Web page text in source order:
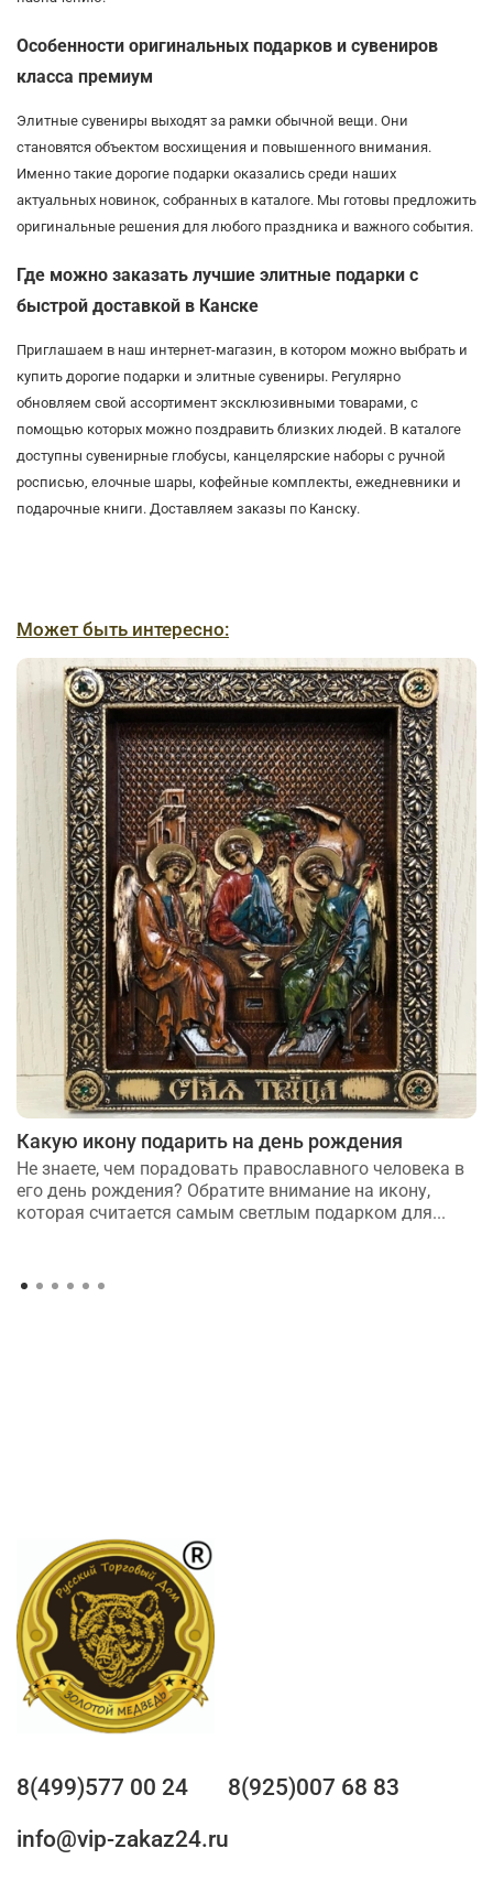
Особенности оригинальных подарков и сувениров
класса премиум
Элитные сувениры выходят за рамки обычной вещи. Они
становятся объектом восхищения и повышенного внимания.
Именно такие дорогие подарки оказались среди наших
актуальных новинок, собранных в каталоге. Мы готовы предложить
оригинальные решения для любого праздника и важного события.
Где можно заказать лучшие элитные подарки с
быстрой доставкой в Канске
Приглашаем в наш интернет-магазин, в котором можно выбрать и
купить дорогие подарки и элитные сувениры. Регулярно
обновляем свой ассортимент эксклюзивными товарами, с
помощью которых можно поздравить близких людей. В каталоге
доступны сувенирные глобусы, канцелярские наборы с ручной
росписью, елочные шары, кофейные комплекты, ежедневники и
подарочные книги. Доставляем заказы по Канску.
Может быть интересно:
Какую икону подарить на день рождения
Не знаете, чем порадовать православного человека в
его день рождения? Обратите внимание на икону,
которая считается самым светлым подарком для...
8(499)577 00 24
8(925)007 68 83
info@vip-zakaz24.ru